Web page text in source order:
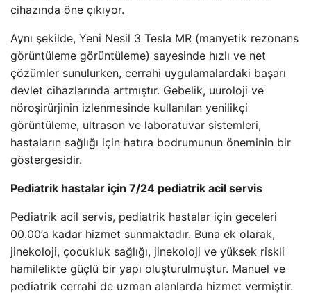
cihazında öne çıkıyor.
Aynı şekilde, Yeni Nesil 3 Tesla MR (manyetik rezonans
görüntüleme görüntüleme) sayesinde hızlı ve net
çözümler sunulurken, cerrahi uygulamalardaki başarı
devlet cihazlarında artmıştır. Gebelik, uuroloji ve
nöroşirürjinin izlenmesinde kullanılan yenilikçi
görüntüleme, ultrason ve laboratuvar sistemleri,
hastaların sağlığı için hatıra bodrumunun öneminin bir
göstergesidir.
Pediatrik hastalar için 7/24 pediatrik acil servis
Pediatrik acil servis, pediatrik hastalar için geceleri
00.00’a kadar hizmet sunmaktadır. Buna ek olarak,
jinekoloji, çocukluk sağlığı, jinekoloji ve yüksek riskli
hamilelikte güçlü bir yapı oluşturulmuştur. Manuel ve
pediatrik cerrahi de uzman alanlarda hizmet vermiştir.